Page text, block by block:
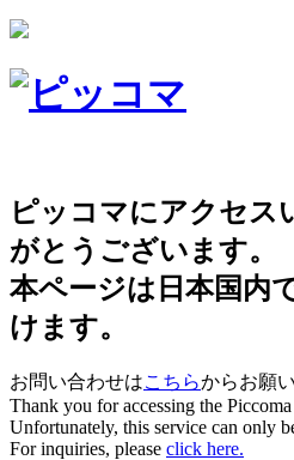
ピッコマにアクセス
がとうございます。
本ページは日本国内
けます。
お問い合わせはこちらからお願
Thank you for accessing the
Unfortunately, this service can only
For inquiries, please click here.